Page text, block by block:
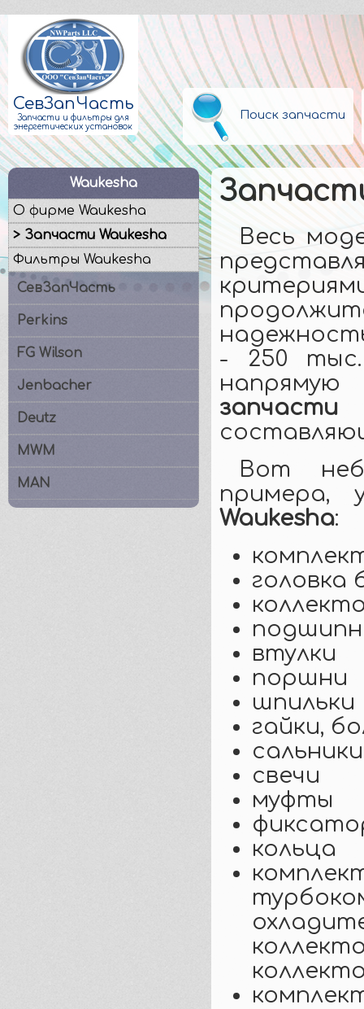
СевЗапЧасть
Запчасти и фильтры для
энергетических установок
Поиск запчасти
Waukesha
О фирме Waukesha
> Запчасти Waukesha
Фильтры Waukesha
СевЗапЧасть
Perkins
FG Wilson
Jenbacher
Deutz
MWM
MAN
Весь
- 250 тыс.
напрямую
запчасти
Вот
примера,
Waukesha:
головка
втулки
поршни
шпильки
гайки,
свечи
муфты
кольца